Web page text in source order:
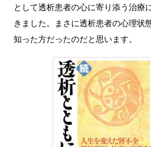
として透析患者の心に寄り添う治療
きました。まさに透析患者の心理状
知った方だったのだと思います。